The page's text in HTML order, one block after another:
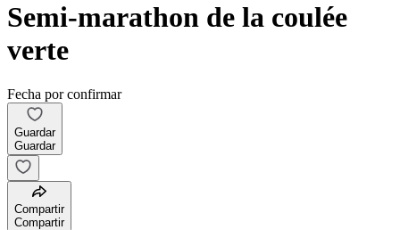
Semi-marathon de la coulée
verte
Fecha por confirmar
Guardar
Guardar
Compartir
Compartir